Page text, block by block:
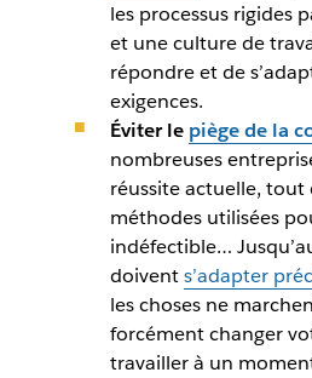
les processus rigides
et une culture de
répondre et de
exigences.
Éviter le piège de la
nombreuses
réussite actuelle, tout
méthodes utilisées
indéfectible…
doivents’adapter
les choses ne
forcément changer
travailler à un